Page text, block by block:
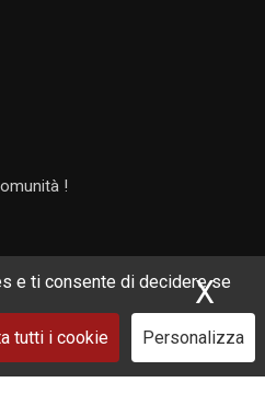
e ti consente di decidere se
tutti i cookie Personalizza
X
!